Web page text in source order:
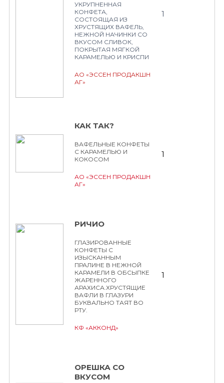
УКРУПНЕННАЯ
КОНФЕТА,
СОСТОЯЩАЯ ИЗ
ХРУСТЯЩИХ ВАФЕЛЬ,
НЕЖНОЙ НАЧИНКИ СО
ВКУСОМ СЛИВОК,
ПОКРЫТАЯ МЯГКОЙ
КАРАМЕЛЬЮ И КРИСПИ
АО «ЭССЕН ПРОДАКШН
АГ»
1
КАК ТАК?
ВАФЕЛЬНЫЕ КОНФЕТЫ
С КАРАМЕЛЬЮ И
КОКОСОМ
АО «ЭССЕН ПРОДАКШН
АГ»
1
РИЧИО
ГЛАЗИРОВАННЫЕ
КОНФЕТЫ С
ИЗЫСКАННЫМ
ПРАЛИНЕ В НЕЖНОЙ
КАРАМЕЛИ В ОБСЫПКЕ
ЖАРЕННОГО
АРАХИСА.ХРУСТЯЩИЕ
ВАФЛИ В ГЛАЗУРИ
БУКВАЛЬНО ТАЯТ ВО
РТУ.
КФ «АККОНД»
1
ОРЕШКА СО
ВКУСОМ